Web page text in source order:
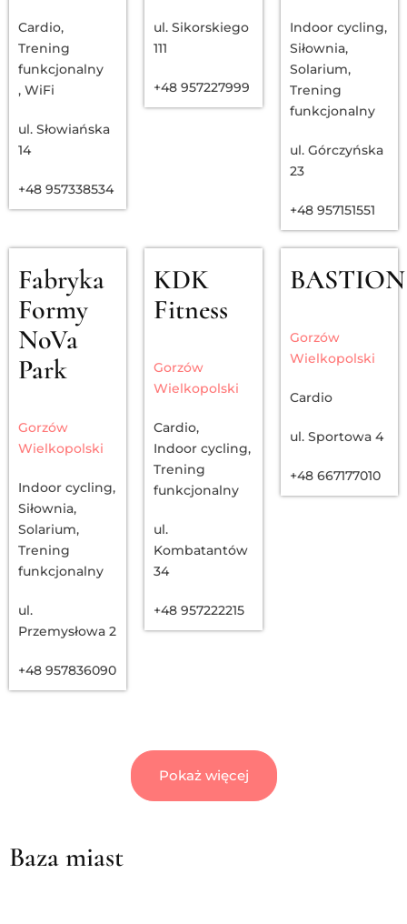
Cardio,
Trening
funkcjonalny
, WiFi
ul. Słowiańska
14
+48 957338534
ul. Sikorskiego
111
+48 957227999
Indoor cycling,
Siłownia,
Solarium,
Trening
funkcjonalny
ul. Górczyńska
23
+48 957151551
Fabryka
Formy
NoVa
Park
Gorzów
Wielkopolski
Indoor cycling,
Siłownia,
Solarium,
Trening
funkcjonalny
ul.
Przemysłowa 2
+48 957836090
KDK
Fitness
Gorzów
Wielkopolski
Cardio,
Indoor cycling,
Trening
funkcjonalny
ul.
Kombatantów
34
+48 957222215
BASTION
Gorzów
Wielkopolski
Cardio
ul. Sportowa 4
+48 667177010
Pokaż więcej
Baza miast